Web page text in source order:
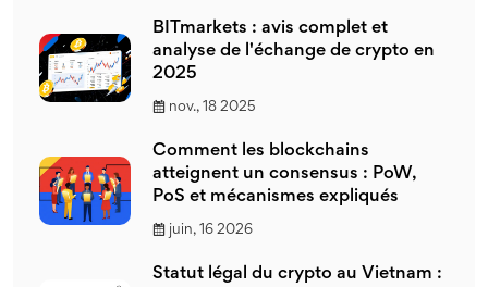
BITmarkets : avis complet et
analyse de l'échange de crypto en
2025
nov., 18 2025
Comment les blockchains
atteignent un consensus : PoW,
PoS et mécanismes expliqués
juin, 16 2026
Statut légal du crypto au Vietnam :